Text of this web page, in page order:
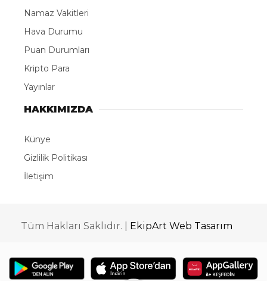
Erzurum Cumhuriyet Başsavcılığı’nın yürüttüğü
beyan eden iki su altı dalgıcı, “delil karartma”
suçlamasıyla tutuklandı. Söz konusu arama
çalışmalarına halen tutuklu olan dönemin Tunceli
Valisi Tuncay Sonel’de katılmıştı.
Bu tutuklamaların Gülistan Doku davasının
dördüncü dalga operasyonunda, haklarında
olduğu kaydediliyor. Dosyada bulunan tutanaklara
müdürü, 1 emniyet amiri, 1 başkomiser, 1 komiser, 1